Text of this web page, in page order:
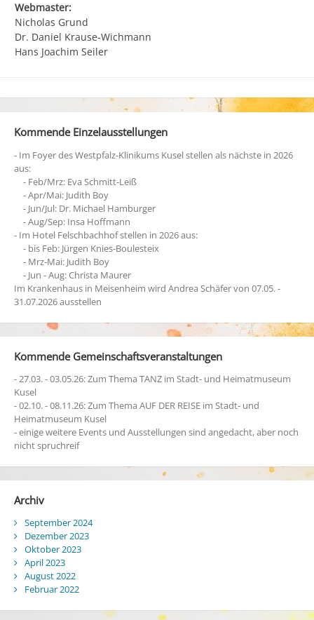
Webmaster:
Nicholas Grund
Dr. Daniel Krause-Wichmann
Hans Joachim Seiler
Kommende Einzelausstellungen
- Im Foyer des Westpfalz-Klinikums Kusel stellen als nächste in 2026
aus:
- Feb/Mrz: Eva Schmitt-Leiß
- Apr/Mai: Judith Boy
- Jun/Jul: Dr. Michael Hamburger
- Aug/Sep: Insa Hoffmann
- Im Hotel Felschbachhof stellen in 2026 aus:
- bis Feb: Jürgen Knies-Boulesteix
- Mrz-Mai: Judith Boy
- Jun - Aug: Christa Maurer
Im Krankenhaus in Meisenheim wird Andrea Schäfer von 07.05. -
31.07.2026 ausstellen
Kommende Gemeinschaftsveranstaltungen
- 27.03. - 03.05.26: Zum Thema TANZ im Stadt- und Heimatmuseum
Kusel
- 02.10. - 08.11.26: Zum Thema AUF DER REISE im Stadt- und
Heimatmuseum Kusel
- einige weitere Events und Ausstellungen sind angedacht, aber noch
nicht spruchreif
Archiv
September 2024
Dezember 2023
Oktober 2023
April 2023
August 2022
Februar 2022